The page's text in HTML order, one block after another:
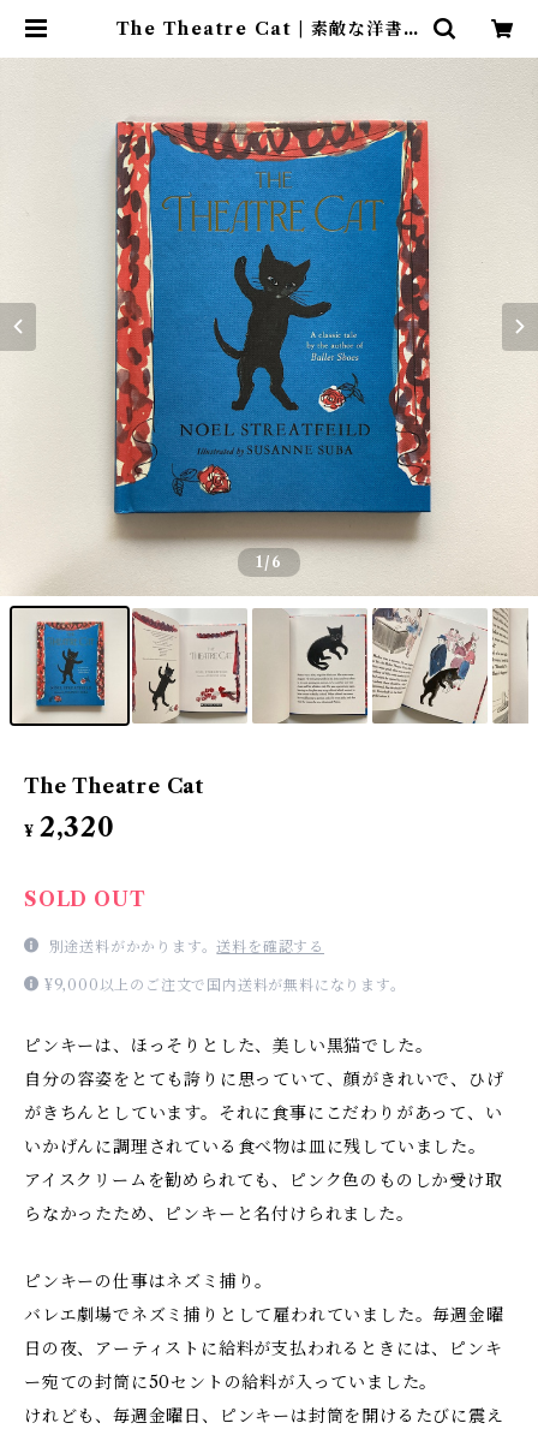
The Theatre Cat | 素敵な洋書絵
1/6
The Theatre Cat
¥ 2,320
SOLD OUT
別途送料がかかります。送料を確認する
¥9,000以上のご注文で国内送料が無料になります。
ピンキーは、ほっそりとした、美しい黒猫でした。
自分の容姿をとても誇りに思っていて、顔がきれいで、ひげ
がきちんとしています。それに食事にこだわりがあって、い
いかげんに調理されている食べ物は皿に残していました。
アイスクリームを勧められても、ピンク色のものしか受け取
らなかったため、ピンキーと名付けられました。
ピンキーの仕事はネズミ捕り。
バレエ劇場でネズミ捕りとして雇われていました。毎週金曜
日の夜、アーティストに給料が支払われるときには、ピンキ
ー宛ての封筒に50セントの給料が入っていました。
けれども、毎週金曜日、ピンキーは封筒を開けるたびに震え